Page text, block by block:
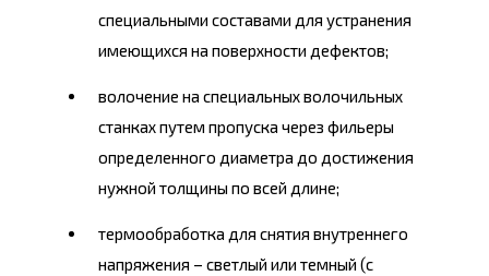
специальными составами для устранения
имеющихся на поверхности дефектов;
волочение на специальных волочильных
станках путем пропуска через фильеры
определенного диаметра до достижения
нужной толщины по всей длине;
термообработка для снятия внутреннего
напряжения – светлый или темный (с